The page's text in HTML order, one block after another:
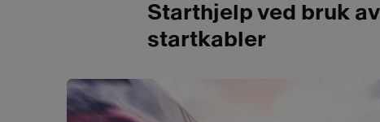
Starthjelp ved bruk av
startkabler